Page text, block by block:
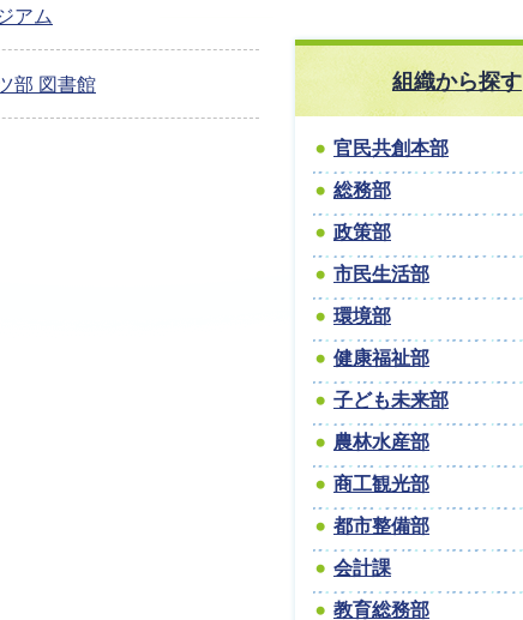
アム
部 図書館 組織から探す
官民共創本部
総務部
政策部
市民生活部
環境部
健康福祉部
子ども未来部
農林水産部
商工観光部
都市整備部
会計課
教育総務部